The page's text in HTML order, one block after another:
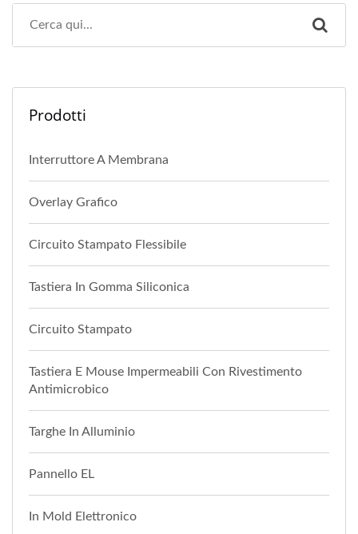
Prodotti
Interruttore A Membrana
Overlay Grafico
Circuito Stampato Flessibile
Tastiera In Gomma Siliconica
Circuito Stampato
Tastiera E Mouse Impermeabili Con Rivestimento
Antimicrobico
Targhe In Alluminio
Pannello EL
In Mold Elettronico